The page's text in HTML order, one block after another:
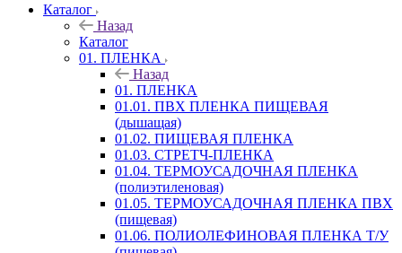
Каталог
Назад
Каталог
01. ПЛЕНКА
Назад
01. ПЛЕНКА
01.01. ПВХ ПЛЕНКА ПИЩЕВАЯ
(дышащая)
01.02. ПИЩЕВАЯ ПЛЕНКА
01.03. СТРЕТЧ-ПЛЕНКА
01.04. ТЕРМОУСАДОЧНАЯ ПЛЕНКА
(полиэтиленовая)
01.05. ТЕРМОУСАДОЧНАЯ ПЛЕНКА ПВХ
(пищевая)
01.06. ПОЛИОЛЕФИНОВАЯ ПЛЕНКА Т/У